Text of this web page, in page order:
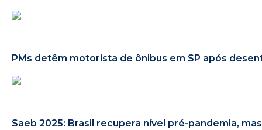
PMs detêm motorista de ônibus em SP após
Saeb 2025: Brasil recupera nível pré-pandemia,